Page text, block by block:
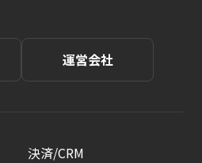
運営会社
決済/CRM